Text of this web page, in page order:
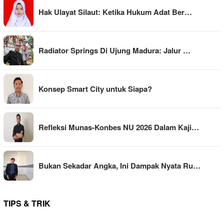
Hak Ulayat Silaut: Ketika Hukum Adat Ber…
Radiator Springs Di Ujung Madura: Jalur …
Konsep Smart City untuk Siapa?
Refleksi Munas-Konbes NU 2026 Dalam Kaji…
Bukan Sekadar Angka, Ini Dampak Nyata Ru…
TIPS & TRIK